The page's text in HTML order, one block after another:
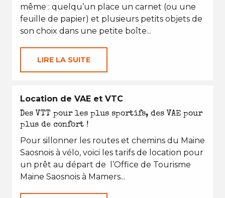
même : quelqu’un place un carnet (ou une
feuille de papier) et plusieurs petits objets de
son choix dans une petite boîte...
LIRE LA SUITE
Location de VAE et VTC
Des VTT pour les plus sportifs, des VAE pour
plus de confort !
Pour sillonner les routes et chemins du Maine
Saosnois à vélo, voici les tarifs de location pour
un prêt au départ de l’Office de Tourisme
Maine Saosnois à Mamers...